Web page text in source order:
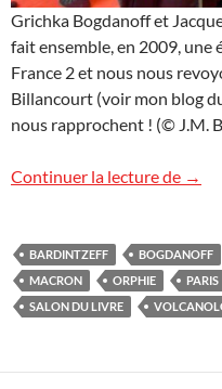
Grichka Bogdanoff et
fait ensemble, en 2009, une
France 2 et nous nous
Billancourt (voir mon blog
nous rapprochent ! (© J.M.
Continuer la lecture de →
BARDINTZEFF BOGDANOFF
MACRON
ORPHIE PARIS
SALON DU LIVRE